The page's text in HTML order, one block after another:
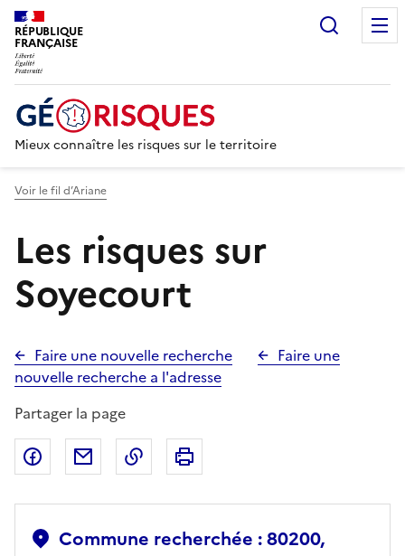
RÉPUBLIQUE
FRANÇAISE
Mieux connaître les risques sur le territoire
Voir le fil d’Ariane
Les risques sur
Soyecourt
Faire une nouvelle recherche
Faire une
nouvelle recherche a l'adresse
Partager la page
Partager sur Facebook
Partager par emailCopier dans le presse-papier
Commune recherchée : 80200,